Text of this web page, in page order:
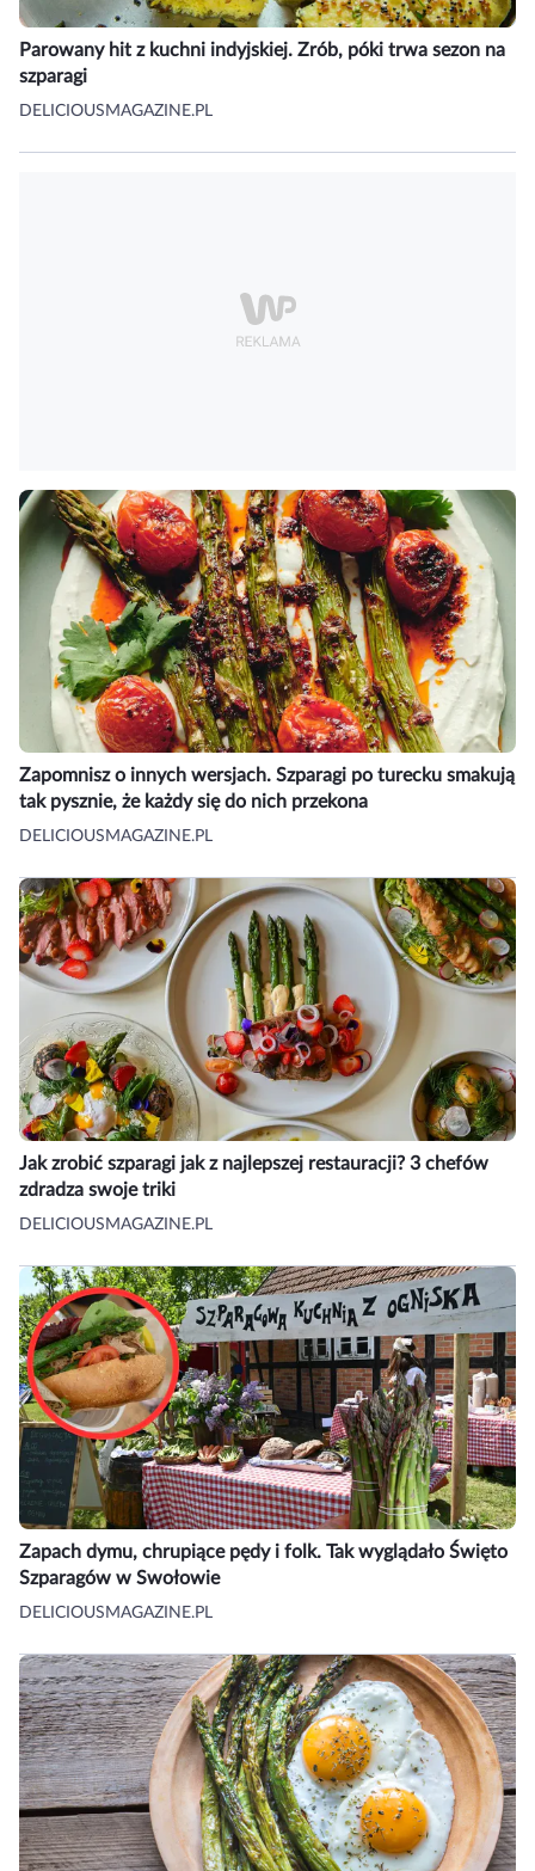
Parowany hit z kuchni indyjskiej. Zrób, póki trwa sezon na
szparagi
DELICIOUSMAGAZINE.PL
Zapomnisz o innych wersjach. Szparagi po turecku smakują
tak pysznie, że każdy się do nich przekona
DELICIOUSMAGAZINE.PL
Jak zrobić szparagi jak z najlepszej restauracji? 3 chefów
zdradza swoje triki
DELICIOUSMAGAZINE.PL
Zapach dymu, chrupiące pędy i folk. Tak wyglądało Święto
Szparagów w Swołowie
DELICIOUSMAGAZINE.PL